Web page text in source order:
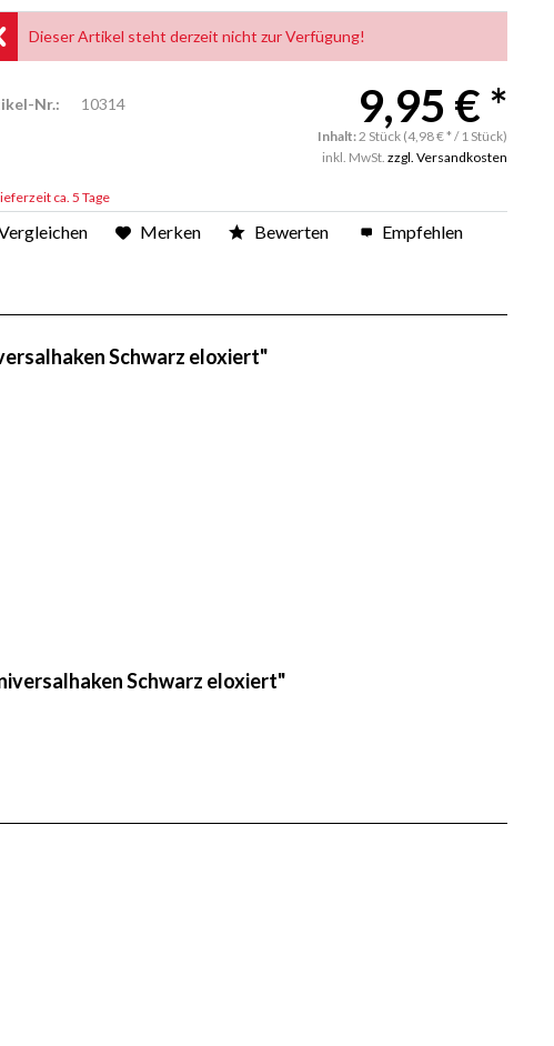
Dieser Artikel steht derzeit nicht zur Verfügung!
Nr.: 10314 9,95 € *
Inhalt:2 Stück (4,98 € * / 1 Stück)
inkl. MwSt. zzgl. Versandkosten
ca. 5 Tage
Merken Bewerten Empfehlen
Schwarz eloxiert"
Schwarz eloxiert"